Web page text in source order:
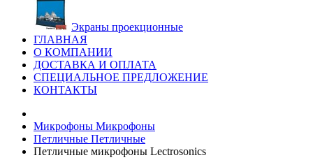
Экраны проекционные
ГЛАВНАЯ
О КОМПАНИИ
ДОСТАВКА И ОПЛАТА
СПЕЦИАЛЬНОЕ ПРЕДЛОЖЕНИЕ
КОНТАКТЫ
Микрофоны Микрофоны
Петличные Петличные
Петличные микрофоны Lectrosonics